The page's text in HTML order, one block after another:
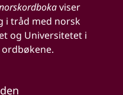
viser
i tråd med norsk
og Universitetet i